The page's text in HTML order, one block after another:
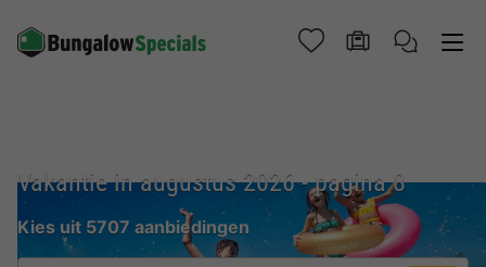
Vakantie in augustus 2026 - pagina 8
Kies uit 5707 aanbiedingen